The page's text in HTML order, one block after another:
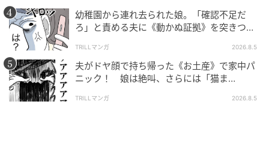
幼稚園から連れ去られた娘。「確認不足だ
ろ」と責める夫に《動かぬ証拠》を突きつけ
TRILLマンガ 2026.8.5
夫がドヤ顔で持ち帰った《お土産》で家中パ
ニック！ 娘は絶叫、さらには「猫ま
TRILLマンガ 2026.8.5